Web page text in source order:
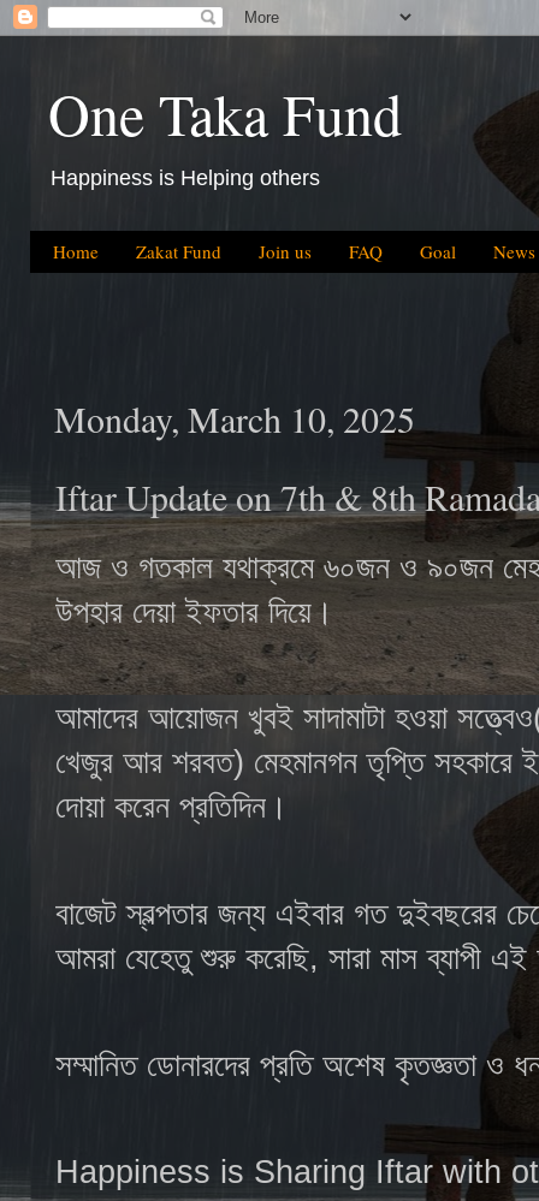
One Taka Fund
Happiness is Helping others
Home Zakat Fund Join us FAQ Goal News
Monday, March 10, 2025
Iftar Update on 7th & 8th
আজ ও গতকাল যথাক্রমে ৬০জন ও ৯০জন
উপহার দেয়া ইফতার দিয়ে।
আমাদের আয়োজন খুবই সাদামাটা হওয়া
খেজুর আর শরবত) মেহমানগন তৃপ্তি সহকারে
দোয়া করেন প্রতিদিন।
বাজেট স্বল্পতার জন্য এইবার গত দুইবছরের
আমরা যেহেতু শুরু করেছি, সারা মাস ব্যাপী
সম্মানিত ডোনারদের প্রতি অশেষ কৃতজ্ঞতা ও
Happiness is Sharing Iftar with